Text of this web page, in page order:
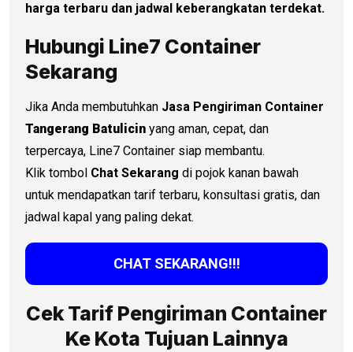
harga terbaru dan jadwal keberangkatan terdekat.
Hubungi Line7 Container
Sekarang
Jika Anda membutuhkan Jasa Pengiriman Container
Tangerang Batulicin yang aman, cepat, dan
terpercaya, Line7 Container siap membantu.
Klik tombol Chat Sekarang di pojok kanan bawah
untuk mendapatkan tarif terbaru, konsultasi gratis, dan
jadwal kapal yang paling dekat.
CHAT SEKARANG!!!
Cek Tarif Pengiriman Container
Ke Kota Tujuan Lainnya